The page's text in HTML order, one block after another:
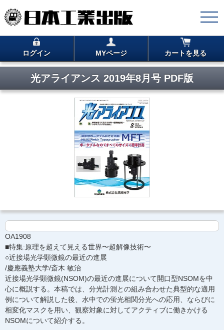
ログイン MYページ カートを見る
光アライアンス 2019年8月号 PDF版
OA1908
■特集:原理を超えて見える世界〜超解像技術〜
○近接場光学顕微鏡の最近の進展
/慶應義塾大学/斎木 敏治
近接場光学顕微鏡(NSOM)の最近の進展について開口型NSOMを中
心に概説する。本稿では、分光計測との組み合わせた典型的な適用
例について解説した後、水中での蛍光相関分光への応用、ならびに
相変化マスクを用い、観察対象に対してアクティブに働きかける
NSOMについて紹介する。